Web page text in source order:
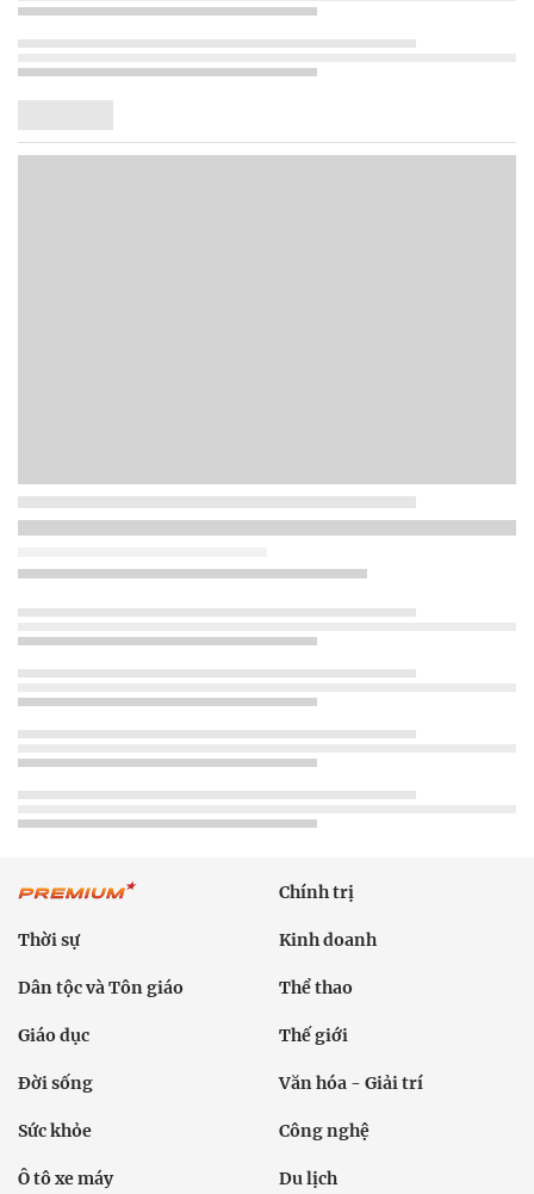
Chính trị
Thời sự Kinh doanh
Dân tộc và Tôn giáo Thể thao
Giáo dục Thế giới
Đời sống Văn hóa - Giải trí
Sức khỏe Công nghệ
Ô tô xe máy Du lịch